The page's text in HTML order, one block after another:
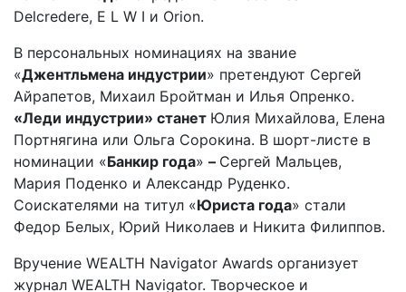
Delcredere, E L W I и Orion.
В персональных номинациях на звание
«Джентльмена индустрии» претендуют Сергей
Айрапетов, Михаил Бройтман и Илья Опренко.
«Леди индустрии» станет Юлия Михайлова, Елена
Портнягина или Ольга Сорокина. В шорт-листе в
номинации «Банкир года» – Сергей Мальцев,
Мария Поденко и Александр Руденко.
Соискателями на титул «Юриста года» стали
Федор Белых, Юрий Николаев и Никита Филиппов.
Вручение WEALTH Navigator Awards организует
журнал WEALTH Navigator. Творческое и